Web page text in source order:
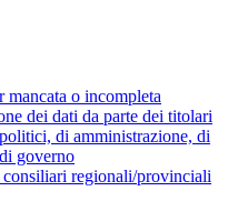
mancata o incompleta
dei dati da parte dei titolari
di amministrazione, di
governo
regionali/provinciali